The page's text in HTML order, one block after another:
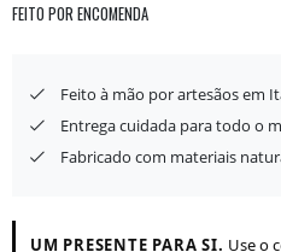
FEITO POR ENCOMENDA
Feito à mão por artesãos em
Entrega cuidada para todo o
Fabricado com materiais
UM PRESENTE PARA SI. Use o